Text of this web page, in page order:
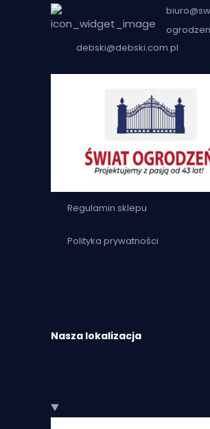
debski@debski.com.pl
Regulamin sklepu
Polityka prywatności
Nasza lokalizacja